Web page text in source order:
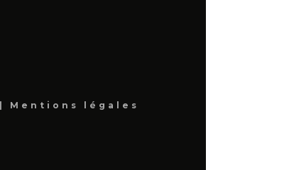
Mentions légales